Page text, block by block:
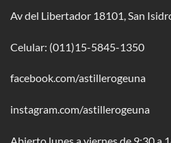
Av del Libertador 18101, San
Celular: (011)15-5845-1350
facebook.com/astillerogeuna
instagram.com/astillerogeuna